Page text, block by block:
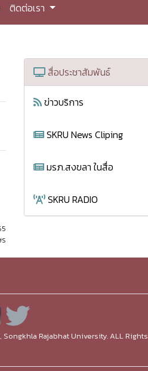
ติดต่อเรา
สื่อประชาสัมพันธ์
ข่าวบริการ
SKRU News Cliping
มรภ.สงขลา ในสื่อ
SKRU RADIO
Rajabhat University. ALL Rights